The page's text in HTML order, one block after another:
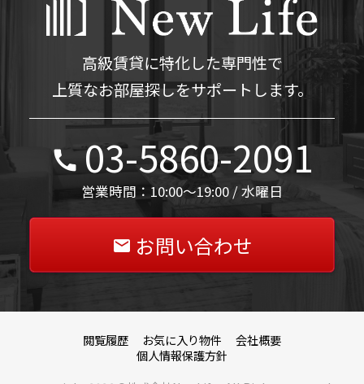
高級賃貸に特化した専門性で
上質なお部屋探しをサポートします。
03-5860-2091
営業時間：10:00～19:00 / 水曜日
お問い合わせ
閲覧履歴 お気に入り物件
会社概要
個人情報保護方針